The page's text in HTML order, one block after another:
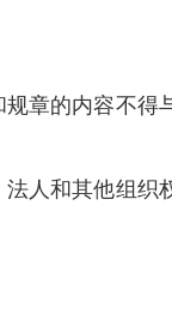
机关职权与
。
据本市实际